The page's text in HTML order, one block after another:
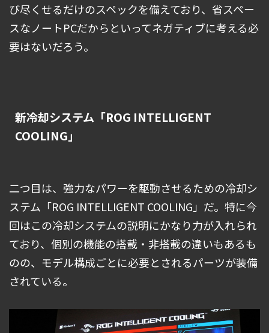
び尽くせるだけのスペックを備えており、省スペー
スなノートPCだからといってネガティブに考える必
要はないだろう。
新冷却システム「ROG INTELLIGENT
COOLING」
二つ目は、強力なパワーを駆動させるための冷却シ
ステム「ROG INTELLIGENT COOLING」だ。特に今
回はこの冷却システムの説明にかなり力が入れられ
ており、個別の機能の搭載・非搭載の違いもあるも
のの、モデル構成ごとに必要とされるパーツが装備
されている。